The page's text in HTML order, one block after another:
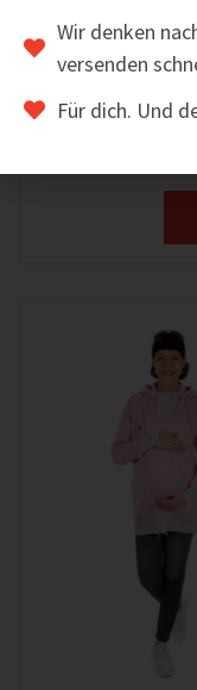
3in1-
Wir denken
versenden
Für dich. Und